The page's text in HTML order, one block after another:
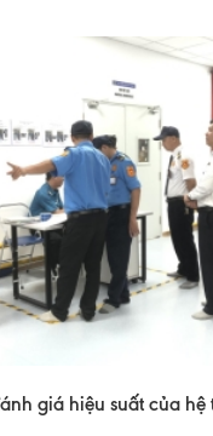
giá hiệu suất của hệ